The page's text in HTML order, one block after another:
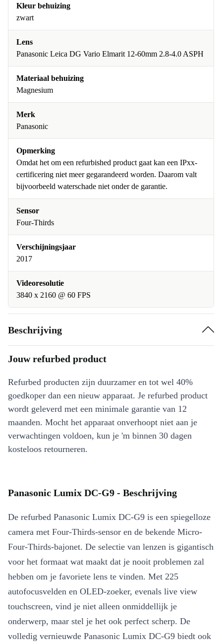
Kleur behuizing
zwart
Lens
Panasonic Leica DG Vario Elmarit 12-60mm 2.8-4.0 ASPH
Materiaal behuizing
Magnesium
Merk
Panasonic
Opmerking
Omdat het om een refurbished product gaat kan een IPxx-
certificering niet meer gegarandeerd worden. Daarom valt
bijvoorbeeld waterschade niet onder de garantie.
Sensor
Four-Thirds
Verschijningsjaar
2017
Videoresolutie
3840 x 2160 @ 60 FPS
Beschrijving
Jouw refurbed product
Refurbed producten zijn duurzamer en tot wel 40%
goedkoper dan een nieuw apparaat. Je refurbed product
wordt geleverd met een minimale garantie van 12
maanden. Mocht het apparaat onverhoopt niet aan je
verwachtingen voldoen, kun je 'm binnen 30 dagen
kosteloos retourneren.
Panasonic Lumix DC-G9 - Beschrijving
De refurbed Panasonic Lumix DC-G9 is een spiegelloze
camera met Four-Thirds-sensor en de bekende Micro-
Four-Thirds-bajonet. De selectie van lenzen is gigantisch
voor het formaat wat maakt dat je nooit problemen zal
hebben om je favoriete lens te vinden. Met 225
autofocusvelden en OLED-zoeker, evenals live view
touchscreen, vind je niet alleen onmiddellijk je
onderwerp, maar stel je het ook perfect scherp. De
volledig vernieuwde Panasonic Lumix DC-G9 biedt ook